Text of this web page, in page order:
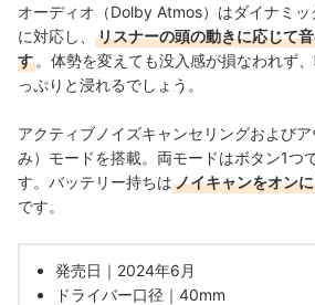
オーディオ（Dolby Atmos）はダイナミ
に対応し、
リスナーの頭の動きに応じて
す 。体勢を変えても没入感が損なわれず
っぷりと浸れるでしょう。
アクティブノイズキャンセリングおよび
み）モードを搭載。両モードはボタン1つ
す。 バッテリー持ちはノイキャンをオン
です。
発売日｜2024年6月
ドライバー口径｜40mm